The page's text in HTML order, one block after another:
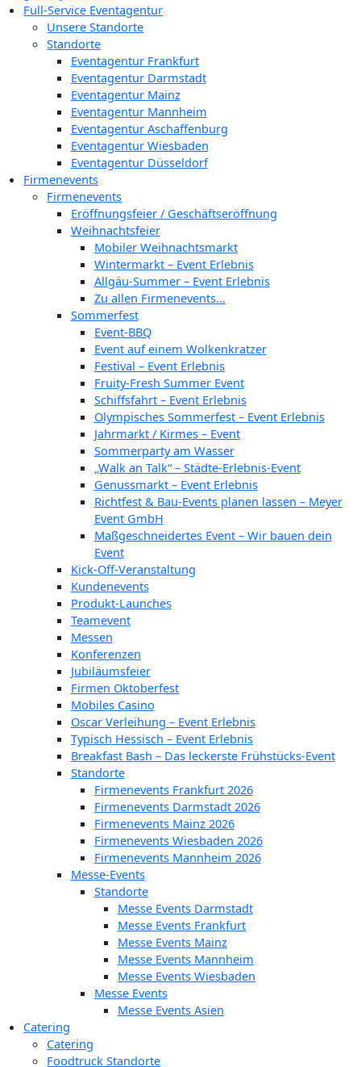
Full-Service Eventagentur
Unsere Standorte
Standorte
Eventagentur Frankfurt
Eventagentur Darmstadt
Eventagentur Mainz
Eventagentur Mannheim
Eventagentur Aschaffenburg
Eventagentur Wiesbaden
Eventagentur Düsseldorf
Firmenevents
Firmenevents
Eröffnungsfeier / Geschäftseröffnung
Weihnachtsfeier
Mobiler Weihnachtsmarkt
Wintermarkt – Event Erlebnis
Allgäu-Summer – Event Erlebnis
Zu allen Firmenevents…
Sommerfest
Event-BBQ
Event auf einem Wolkenkratzer
Festival – Event Erlebnis
Fruity-Fresh Summer Event
Schiffsfahrt – Event Erlebnis
Olympisches Sommerfest – Event Erlebnis
Jahrmarkt / Kirmes – Event
Sommerparty am Wasser
„Walk an Talk“ – Städte-Erlebnis-Event
Genussmarkt – Event Erlebnis
Richtfest & Bau-Events planen lassen – Meyer
Event GmbH
Maßgeschneidertes Event – Wir bauen dein
Event
Kick-Off-Veranstaltung
Kundenevents
Produkt-Launches
Teamevent
Messen
Konferenzen
Jubiläumsfeier
Firmen Oktoberfest
Mobiles Casino
Oscar Verleihung – Event Erlebnis
Typisch Hessisch – Event Erlebnis
Breakfast Bash – Das leckerste Frühstücks-Event
Standorte
Firmenevents Frankfurt 2026
Firmenevents Darmstadt 2026
Firmenevents Mainz 2026
Firmenevents Wiesbaden 2026
Firmenevents Mannheim 2026
Messe-Events
Standorte
Messe Events Darmstadt
Messe Events Frankfurt
Messe Events Mainz
Messe Events Mannheim
Messe Events Wiesbaden
Messe Events
Messe Events Asien
Catering
Catering
Foodtruck Standorte